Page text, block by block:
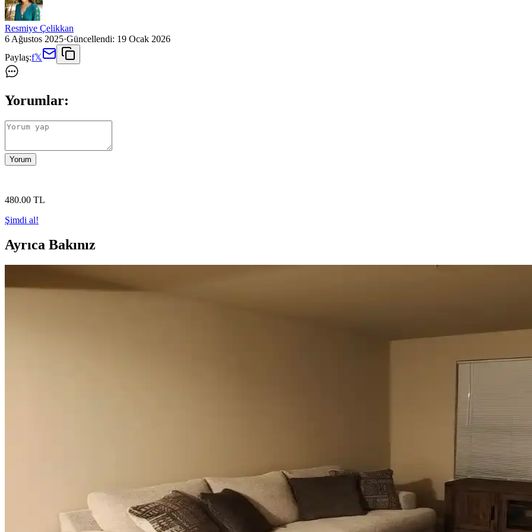
Resmiye Çelikkan
6 Ağustos 2025·Güncellendi: 19 Ocak 2026
Paylaş:f𝕏
Yorumlar:
Yorum
480.00 TL
Şimdi al!
Ayrıca Bakınız
Geniş pencereler için hücresel stor, iki stor perde kullanımı, rulo stor ve pencere filmleri gibi işlevsel ve estetik perde seçenekleri manzara
Vintage yatakların mekâna uyumu, boyut ve yerleşim planlaması ile renk ve dekorasyon uyumu, kişisel tercihlerle dengelenerek yatak
Odanızı Geliştirmenin Yolları: Perde, Aydınlatma ve Dekorasyon İpuçlarıyla Atmosferi Yenileme
Odanızın atmosferini perde seçimi, aydınlatma, duvar renkleri ve mobilya düzenlemeleriyle nasıl geliştirebileceğinizi anlatan kapsamlı
Mutfak Pencereleri İçin Estetik ve Fonksiyonel Perde ile Jaluzi Seçenekleri
Mutfak pencereleri için perde ve jaluzi seçiminde mevcut pencere durumu, kullanım alışkanlıkları ve dekorasyon tarzı önemlidir. Roman
çözümler sunar.